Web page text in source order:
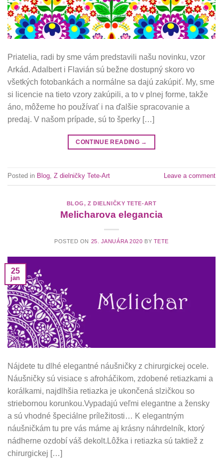
Priatelia, radi by sme vám predstavili našu novinku, vzor
Arkád. Adalbert i Flavián sú bežne dostupný skoro vo
všetkých fotobankách a normálne sa dajú zakúpiť. My, sme
si licencie na tieto vzory zakúpili, a to v plnej forme, takže
áno, môžeme ho používať i na ďalšie spracovanie a
predaj. V našom prípade, sú to šperky […]
CONTINUE READING →
Posted in Blog Z dielničky Tete-Art Leave a comment
BLOG,Z DIELNIČKY TETE-ART
Melicharova elegancia
POSTED ON 25. JANUÁRA 2020 BY TETE
25
jan
Nájdete tu dlhé elegantné náušničky z chirurgickej ocele.
Náušničky sú visiace s afroháčikom, zdobené retiazkami a
korálkami, najdlhšia retiazka je ukončená slzičkou so
striebornou korunkou.Vypadajú veľmi elegantne a žensky
a sú vhodné špeciálne príležitosti… K elegantným
náušničkám tu pre vás máme aj krásny náhrdelník, ktorý
nádherne ozdobí váš dekolt.Lôžka i retiazka sú taktiež z
chirurgickej […]